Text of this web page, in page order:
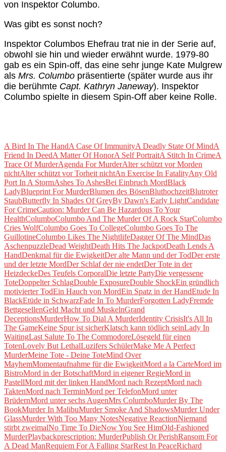
von Inspektor Columbo.
Was gibt es sonst noch?
Inspektor Columbos Ehefrau trat nie in der Serie auf,
obwohl sie hin und wieder erwähnt wurde. 1979-80
gab es ein Spin-off, das eine sehr junge Kate Mulgrew
als Mrs. Columbo präsentierte (später wurde aus ihr
die berühmte Capt. Kathryn Janeway). Inspektor
Columbo spielte in diesem Spin-Off aber keine Rolle.
A Bird In The HandA Case Of ImmunityA Deadly State Of MindA
Friend In DeedA Matter Of HonorA Self PortraitA Stitch In CrimeA
Trace Of MurderAgenda For MurderAlter schützt vor Morden
nichtAlter schützt vor Torheit nichtAn Exercise In FatalityAny Old
Port In A StormAshes To AshesBei Einbruch MordBlack
LadyBlueprint For MurderBlumen des BösenBluthochzeitBlutroter
StaubButterfly In Shades Of GreyBy Dawn's Early LightCandidate
For CrimeCaution: Murder Can Be Hazardous To Your
HealthColumboColumbo And The Murder Of A Rock StarColumbo
Cries WolfColumbo Goes To CollegeColumbo Goes To The
GuillotineColumbo Likes The NightlifeDagger Of The MindDas
AschenpuzzleDead WeightDeath Hits The JackpotDeath Lends A
HandDenkmal für die EwigkeitDer alte Mann und der TodDer erste
und der letzte MordDer Schlaf der nie endetDer Tote in der
HeizdeckeDes Teufels CorporalDie letzte PartyDie vergessene
ToteDoppelter SchlagDouble ExposureDouble ShockEin gründlich
motivierter TodEin Hauch von MordEin Spatz in der HandEtude In
BlackEtüde in SchwarzFade In To MurderForgotten LadyFremde
BettgesellenGeld Macht und MuskelnGrand
DeceptionsMurderHow To Dial A MurderIdentity CrisisIt's All In
The GameKeine Spur ist sicherKlatsch kann tödlich seinLady In
WaitingLast Salute To The CommodoreLösegeld für einen
TotenLovely But LethalLuzifers SchülerMake Me A Perfect
MurderMeine Tote - Deine ToteMind Over
MayhemMomentaufnahme für die EwigkeitMord a la CarteMord im
BistroMord in der BotschaftMord in eigener RegieMord in
PastellMord mit der linken HandMord nach RezeptMord nach
TaktenMord nach TerminMord per TelefonMord unter
BrüdernMord unter sechs AugenMrs ColumboMurder By The
BookMurder In MalibuMurder Smoke And ShadowsMurder Under
GlassMurder With Too Many NotesNegative ReactionNiemand
stirbt zweimalNo Time To DieNow You See HimOld-Fashioned
MurderPlaybackprescription: MurderPublish Or PerishRansom For
A Dead ManRequiem For A Falling StarRest In PeaceRichard